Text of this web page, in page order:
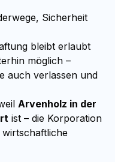
Sicherheit
bleibt erlaubt
möglich –
auch verlassen und
Arvenholz in der
ist – die Korporation